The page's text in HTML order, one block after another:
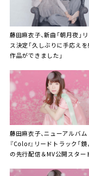
藤田麻衣子、新曲「朝月夜」
ス決定「久しぶりに手応えを
作品ができました」
藤田麻衣子、ニューアルバム
『Color』リードトラック「鏡
の先行配信＆MV公開スター